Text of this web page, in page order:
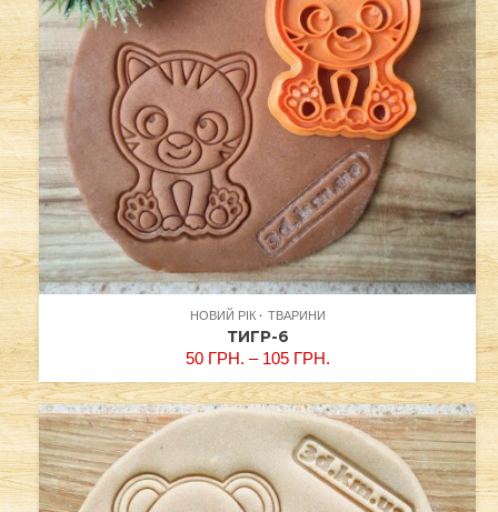
НОВИЙ РІК ТВАРИНИ
ТИГР-6
50 ГРН. – 105 ГРН.